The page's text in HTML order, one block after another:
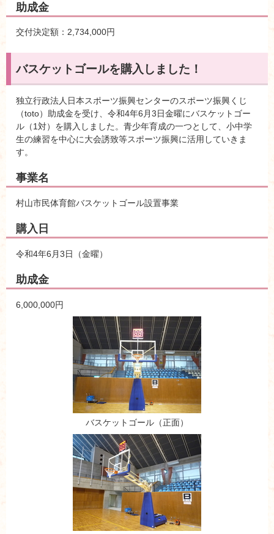
助成金
交付決定額：2,734,000円
バスケットゴールを購入しました！
独立行政法人日本スポーツ振興センターのスポーツ振興くじ
（toto）助成金を受け、令和4年6月3日金曜にバスケットゴー
ル（1対）を購入しました。青少年育成の一つとして、小中学
生の練習を中心に大会誘致等スポーツ振興に活用していきま
す。
事業名
村山市民体育館バスケットゴール設置事業
購入日
令和4年6月3日（金曜）
助成金
6,000,000円
バスケットゴール（正面）